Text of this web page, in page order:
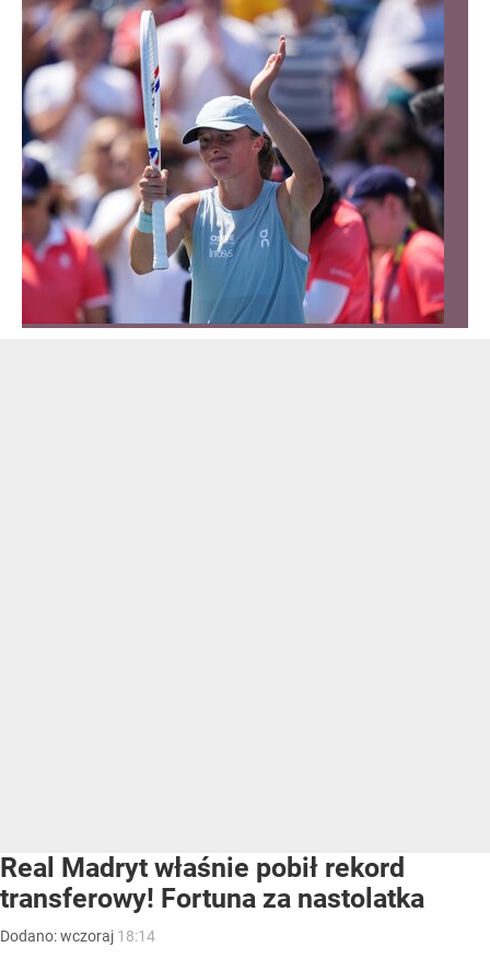
Real Madryt właśnie pobił rekord
transferowy! Fortuna za nastolatka
Dodano:wczoraj 18:14